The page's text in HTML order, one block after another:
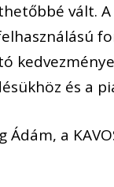
vált.
és a
Ádám, a